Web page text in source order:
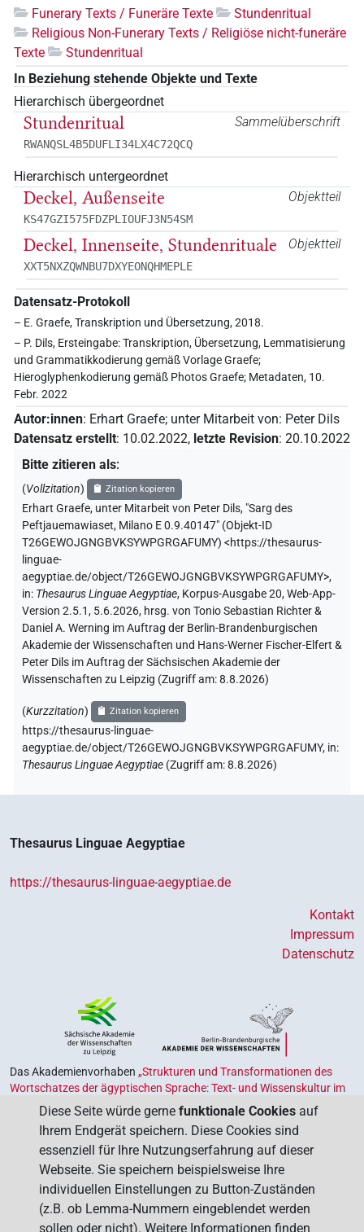
Funerary Texts / Funeräre Texte
Stundenritual
Religious Non-Funerary Texts / Religiöse nicht-funeräre
Texte
Stundenritual
In Beziehung stehende Objekte und Texte
Hierarchisch übergeordnet
Sammelüberschrift
Stundenritual
RWANQSL4B5DUFLI34LX4C72QCQ
Hierarchisch untergeordnet
Objektteil
Deckel, Außenseite
KS47GZI575FDZPLIOUFJ3N54SM
Objektteil
Deckel, Innenseite, Stundenrituale
XXT5NXZQWNBU7DXYEONQHMEPLE
Datensatz-Protokoll
– E. Graefe, Transkription und Übersetzung, 2018.
– P. Dils, Ersteingabe: Transkription, Übersetzung, Lemmatisierung
und Grammatikkodierung gemäß Vorlage Graefe;
Hieroglyphenkodierung gemäß Photos Graefe; Metadaten, 10.
Febr. 2022
Autor:innen: Erhart Graefe; unter Mitarbeit von: Peter Dils
Datensatz erstellt: 10.02.2022, letzte Revision: 20.10.2022
Bitte zitieren als:
(Vollzitation) Zitation kopieren
Erhart Graefe, unter Mitarbeit von Peter Dils, "Sarg des
Peftjauemawiaset, Milano E 0.9.40147" (Objekt-ID
T26GEWOJGNGBVKSYWPGRGAFUMY) <https://thesaurus-
linguae-
aegyptiae.de/object/T26GEWOJGNGBVKSYWPGRGAFUMY>,
in: Thesaurus Linguae Aegyptiae, Korpus-Ausgabe 20, Web-App-
Version 2.5.1, 5.6.2026, hrsg. von Tonio Sebastian Richter &
Daniel A. Werning im Auftrag der Berlin-Brandenburgischen
Akademie der Wissenschaften und Hans-Werner Fischer-Elfert &
Peter Dils im Auftrag der Sächsischen Akademie der
Wissenschaften zu Leipzig (Zugriff am:8.8.2026)
(Kurzzitation) Zitation kopieren
https://thesaurus-linguae-
aegyptiae.de/object/T26GEWOJGNGBVKSYWPGRGAFUMY, in:
Thesaurus Linguae Aegyptiae (Zugriff am:8.8.2026)
Thesaurus Linguae Aegyptiae
https://thesaurus-linguae-aegyptiae.de
Kontakt
Impressum
Datenschutz
Das Akademienvorhaben „Strukturen und Transformationen des
Wortschatzes der ägyptischen Sprache: Text- und Wissenskultur im
Alten Ägypten‟
ist Teil des von Bund und Ländern geförderten
, das der Erhaltung, Sicherung und
Vergegenwärtigung unseres kulturellen Erbes dient. Koordiniert wird
das Programm von derUnion der Deutschen Akademien der
Wissenschaften.
Diese Seite würde gerne funktionale Cookies auf
Ihrem Endgerät speichern. Diese Cookies sind
essenziell für Ihre Nutzungserfahrung auf dieser
Webseite. Sie speichern beispielsweise Ihre
individuellen Einstellungen zu Button-Zuständen
(z.B. ob Lemma-Nummern eingeblendet werden
sollen oder nicht). Weitere Informationen finden